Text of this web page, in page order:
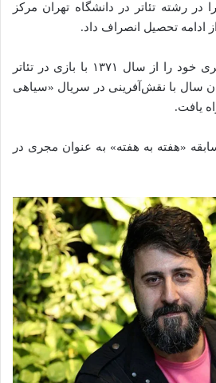
در رشته‌ تئاتر در دانشگاه تهران مرکز
ادامه تحصیل انصراف داد.
حاجی‌عبداللهی فعالیت هنری خود را از سال ۱۳۷۱ با بازی در تئاتر
سال با نقش‌آفرینی در سریال «سیاهی
یافت.
اجرای مسابقه «هفته به هفته» به عنوان مجری در